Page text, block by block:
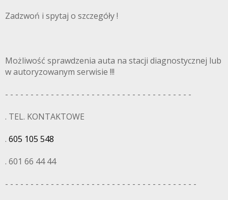
Zadzwoń i spytaj o szczegóły !
Możliwość sprawdzenia auta na stacji diagnostycznej lub
w autoryzowanym serwisie !!!
- - - - - - - - - - - - - - - - - - - - - - - - - - - - - - - - - - - - -
. TEL. KONTAKTOWE
. 605 105 548
. 601 66 44 44
- - - - - - - - - - - - - - - - - - - - - - - - - - - - - - - - - - - - - -